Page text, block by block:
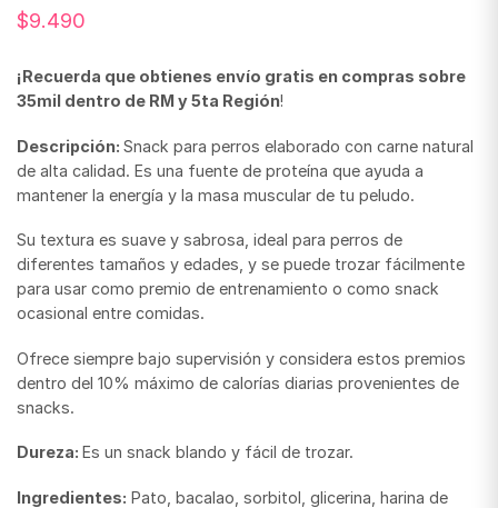
$9.490
¡Recuerda que obtienes envío gratis en compras sobre
35mil dentro de RM y 5ta Región!
Descripción: Snack para perros elaborado con carne natural
de alta calidad. Es una fuente de proteína que ayuda a
mantener la energía y la masa muscular de tu peludo.
Su textura es suave y sabrosa, ideal para perros de
diferentes tamaños y edades, y se puede trozar fácilmente
para usar como premio de entrenamiento o como snack
ocasional entre comidas.
Ofrece siempre bajo supervisión y considera estos premios
dentro del 10% máximo de calorías diarias provenientes de
snacks.
Dureza: Es un snack blando y fácil de trozar.
Ingredientes: Pato, bacalao, sorbitol, glicerina, harina de